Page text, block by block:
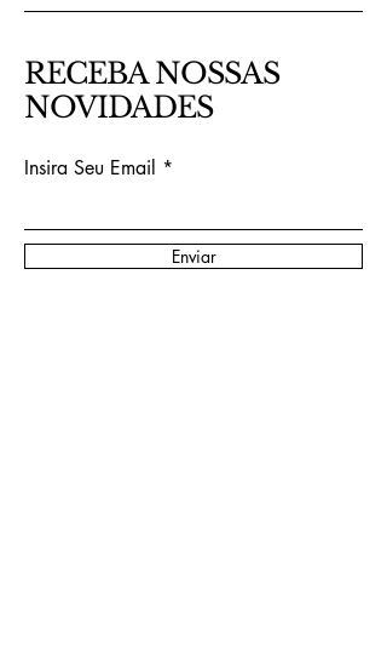
RECEBA NOSSAS
NOVIDADES
Insira Seu Email
Enviar